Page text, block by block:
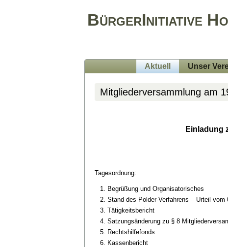
BürgerInitiative
Aktuell Unser
Mitgliederversammlung am
Einladung
Tagesordnung:
Begrüßung und Organisatorisches
Stand des Polder-Verfahrens – Urteil vom
Tätigkeitsbericht
Satzungsänderung zu § 8
Rechtshilfefonds
Kassenbericht